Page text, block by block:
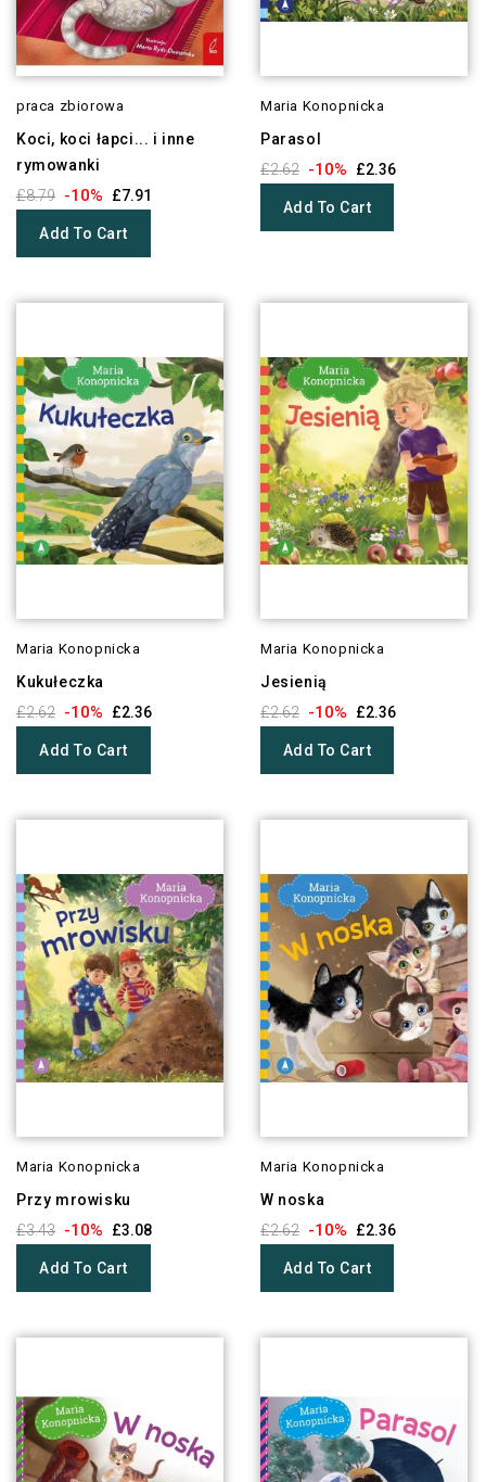
praca zbiorowa
Koci, koci łapci... i inne
rymowanki
£8.79 -10% £7.91
Add To Cart
Maria Konopnicka
Parasol
£2.62 -10% £2.36
Add To Cart
Maria Konopnicka
Kukułeczka
£2.62 -10% £2.36
Add To Cart
Maria Konopnicka
Jesienią
£2.62 -10% £2.36
Add To Cart
Maria Konopnicka
Przy mrowisku
£3.43 -10% £3.08
Add To Cart
Maria Konopnicka
W noska
£2.62 -10% £2.36
Add To Cart